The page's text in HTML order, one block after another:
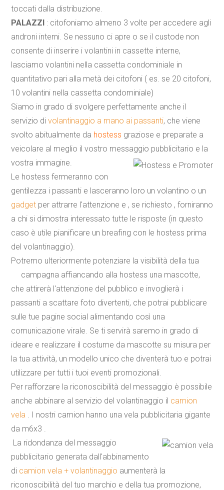
toccati dalla distribuzione.
PALAZZI : citofoniamo almeno 3 volte per accedere agli
androni interni. Se nessuno ci apre o se il custode non
consente di inserire i volantini in cassette interne,
lasciamo volantini nella cassetta condominiale in
quantitativo pari alla metà dei citofoni ( es. se 20 citofoni,
10 volantini nella cassetta condominiale)
Siamo in grado di svolgere perfettamente anche il
servizio di volantinaggio a mano ai passanti, che viene
svolto abitualmente da hostess graziose e preparate a
veicolare al meglio il vostro messaggio pubblicitario e la
vostra immagine.
Le hostess fermeranno con
gentilezza i passanti e lasceranno loro un volantino o un
gadget per attrarre l'attenzione e , se richiesto , forniranno
a chi si dimostra interessato tutte le risposte (in questo
caso è utile pianificare un breafing con le hostess prima
del volantinaggio).
Potremo ulteriormente potenziare la visibilità della tua
campagna affiancando alla hostess una mascotte,
che attirerà l'attenzione del pubblico e invoglierà i
passanti a scattare foto divertenti, che potrai pubblicare
sulle tue pagine social alimentando così una
comunicazione virale. Se ti servirà saremo in grado di
ideare e realizzare il costume da mascotte su misura per
la tua attività, un modello unico che diventerà tuo e potrai
utilizzare per tutti i tuoi eventi promozionali.
Per rafforzare la riconoscibilità del messaggio è possibile
anche abbinare al servizio del volantinaggio il camion
vela . I nostri camion hanno una vela pubblicitaria gigante
da m6x3 .
La ridondanza del messaggio
pubblicitario generata dall'abbinamento
di camion vela + volantinaggio aumenterà la
riconoscibilità del tuo marchio e della tua promozione,